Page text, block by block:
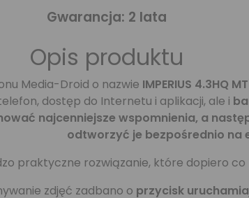
Gwarancja: 2 lata
Opis produktu
Media-Droid o nazwie IMPERIUS 4.3HQ
dostęp do Internetu i aplikacji, ale i
najcenniejsze wspomnienia, a
odtworzyć je bezpośrednio na
praktyczne rozwiązanie, które dopiero co
zdjęć zadbano o przycisk